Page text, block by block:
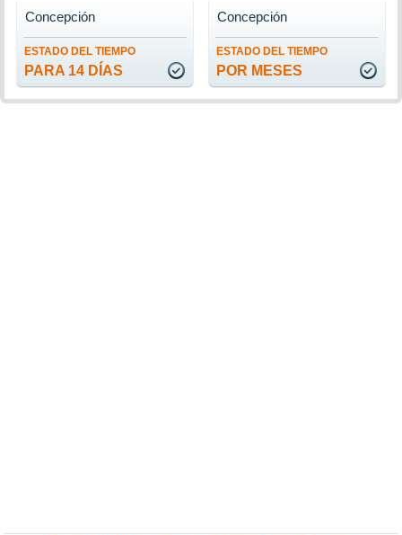
ESTADO DEL TIEMPO
PARA 14 DÍAS
Concepción
ESTADO DEL TIEMPO
POR MESES
Concepción